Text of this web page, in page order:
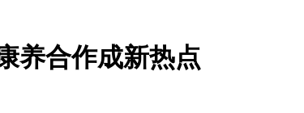
养合作成新热点